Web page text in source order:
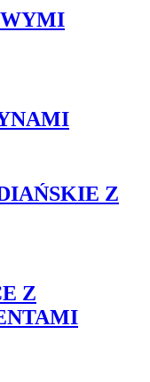
Z
Z